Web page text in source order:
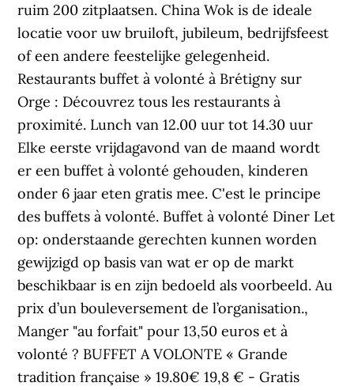
ruim 200 zitplaatsen. China Wok is de ideale
locatie voor uw bruiloft, jubileum, bedrijfsfeest
of een andere feestelijke gelegenheid.
Restaurants buffet à volonté à Brétigny sur
Orge : Découvrez tous les restaurants à
proximité. Lunch van 12.00 uur tot 14.30 uur
Elke eerste vrijdagavond van de maand wordt
er een buffet à volonté gehouden, kinderen
onder 6 jaar eten gratis mee. C'est le principe
des buffets à volonté. Buffet à volonté Diner Let
op: onderstaande gerechten kunnen worden
gewijzigd op basis van wat er op de markt
beschikbaar is en zijn bedoeld als voorbeeld. Au
prix d’un bouleversement de l’organisation.,
Manger "au forfait" pour 13,50 euros et à
volonté ? BUFFET A VOLONTE « Grande
tradition française » 19.80€ 19,8 € - Gratis